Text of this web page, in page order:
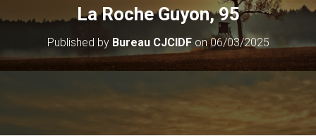
La Roche Guyon, 95
Published by Bureau CJCIDFon06/03/2025